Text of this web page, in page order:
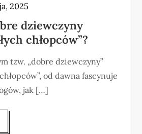
2025
dziewczyny
chłopców”?
tzw. „dobre dziewczyny”
od dawna fascynuje
jak […]